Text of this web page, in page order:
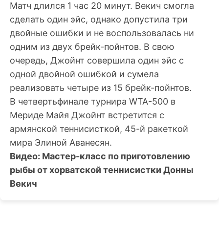
Матч длился 1 час 20 минут. Векич смогла
сделать один эйс, однако допустила три
двойные ошибки и не воспользовалась ни
одним из двух брейк-пойнтов. В свою
очередь, Джойнт совершила один эйс с
одной двойной ошибкой и сумела
реализовать четыре из 15 брейк-пойнтов.
В четвертьфинале турнира WTA-500 в
Мериде Майя Джойнт встретится с
армянской теннисисткой, 45-й ракеткой
мира Элиной Аванесян.
Видео: Мастер-класс по приготовлению
рыбы от хорватской теннисистки Донны
Векич